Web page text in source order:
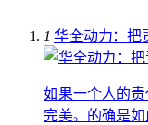
1 华全动力：把
如果一个人的
完美。的确是